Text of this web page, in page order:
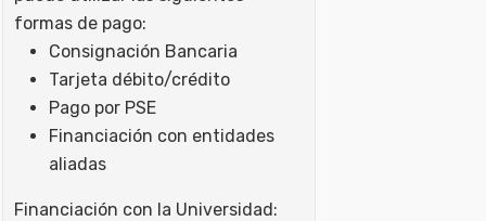
formas de pago:
Consignación Bancaria
Tarjeta débito/crédito
Pago por PSE
Financiación con entidades
aliadas
Financiación con la Universidad: